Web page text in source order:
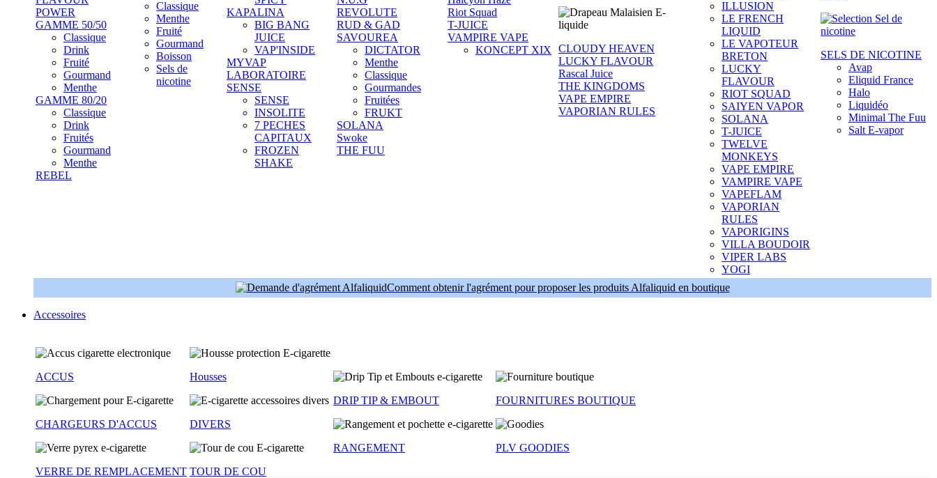
POWER
GAMME 50/50
Classique
Drink
Fruité
Gourmand
Menthe
GAMME 80/20
Classique
Drink
Fruités
Gourmand
Menthe
REBEL
Classique
Menthe
Fruité
Gourmand
Boisson
Sels de
nicotine
KAPALINA
BIG BANG
JUICE
VAP'INSIDE
MYVAP
LABORATOIRE
SENSE
SENSE
INSOLITE
7 PECHES
CAPITAUX
FROZEN
SHAKE
REVOLUTE
RUD & GAD
SAVOUREA
DICTATOR
Menthe
Classique
Gourmandes
Fruitées
FRUKT
SOLANA
Swoke
THE FUU
Riot Squad
T-JUICE
VAMPIRE VAPE
KONCEPT XIX
CLOUDY HEAVEN
LUCKY FLAVOUR
Rascal Juice
THE KINGDOMS
VAPE EMPIRE
VAPORIAN RULES
ILLUSION
LE FRENCH
LIQUID
LE VAPOTEUR
BRETON
LUCKY
FLAVOUR
RIOT SQUAD
SAIYEN VAPOR
SOLANA
T-JUICE
TWELVE
MONKEYS
VAPE EMPIRE
VAMPIRE VAPE
VAPEFLAM
VAPORIAN
RULES
VAPORIGINS
VILLA BOUDOIR
VIPER LABS
YOGI
SELS DE NICOTINE
Avap
Eliquid France
Halo
Liquidéo
Minimal The Fuu
Salt E-vapor
Comment obtenir l'agrément pour proposer les produits Alfaliquid en boutique
Accessoires
ACCUS
CHARGEURS D'ACCUS
VERRE DE REMPLACEMENT
Housses
DIVERS
TOUR DE COU
DRIP TIP & EMBOUT
RANGEMENT
FOURNITURES BOUTIQUE
PLV GOODIES